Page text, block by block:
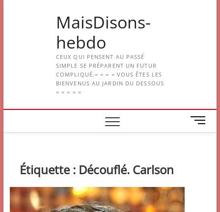
MaisDisons-
hebdo
CEUX QUI PENSENT AU PASSÉ
SIMPLE SE PRÉPARENT UN FUTUR
COMPLIQUÉ.= = = = VOUS ÊTES LES
BIENVENUS AU JARDIN DU DESSOUS
= = = = =
M
e
Étiquette : Découflé. Carlson